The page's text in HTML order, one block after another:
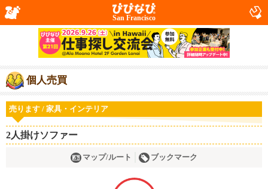
San Francisco
個人売買
売ります / 家具・インテリア
2人掛けソファー
マップ/ルート ブックマーク